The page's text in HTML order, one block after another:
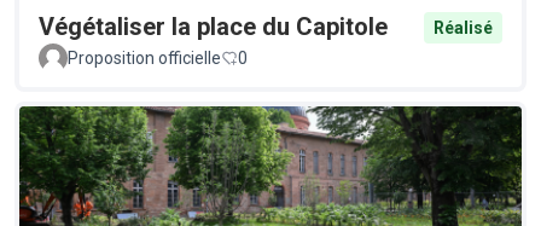
Végétaliser la place du Capitole
Réalisé
Proposition officielle
0